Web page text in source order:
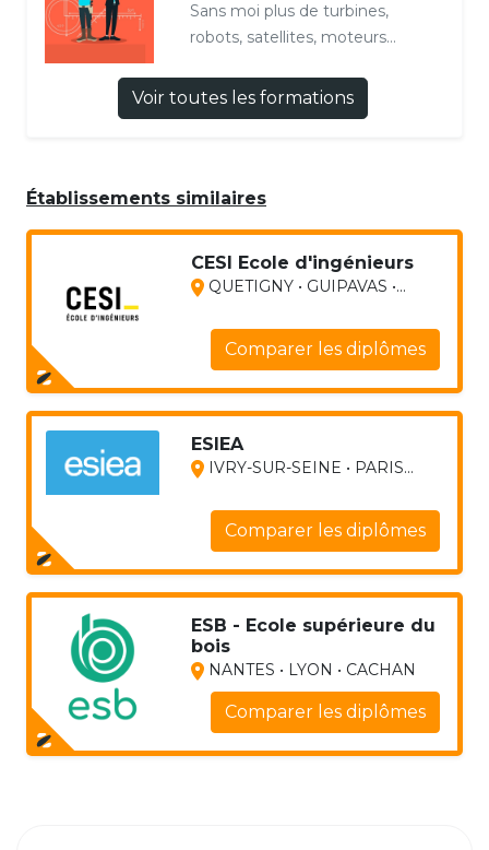
Sans moi plus de turbines,
robots, satellites, moteurs...
Voir toutes les formations
Établissements similaires
CESI Ecole d'ingénieurs
QUETIGNY • GUIPAVAS •...
Comparer les diplômes
ESIEA
IVRY-SUR-SEINE • PARIS...
Comparer les diplômes
ESB - Ecole supérieure du
bois
NANTES • LYON • CACHAN
Comparer les diplômes